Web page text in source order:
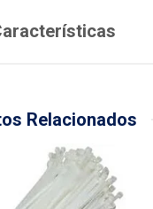
Relacionados